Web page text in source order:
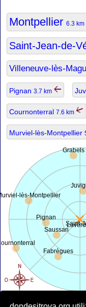
Montpellier 6.3 km
Saint-Jean-de-
Villeneuve-lès-
Pignan 3.7 km
Cournonterral 7.6 km
Murviel-lès-Montpellier
Saint-
Fabrègues
Pignan
Grabels
Saussan
lès-Montpellier